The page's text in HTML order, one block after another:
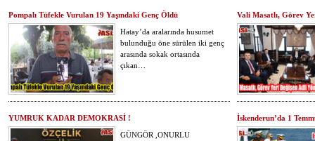
Pompalı Tüfekle Vurulan 19 Yaşındaki Genç Öldü
Hatay’da aralarında husumet
bulunduğu öne sürülen iki genç
arasında sokak ortasında
çıkan…
Vali Masatlı, Görev
YUMRUK KADAR DEMOKRASİ !
GÜNGÖR ,ONURLU
İskenderun’da 1